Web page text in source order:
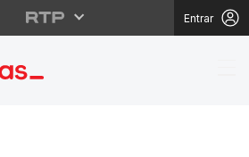
Entrar
das